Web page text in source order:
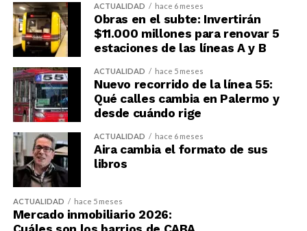
ACTUALIDAD hace 6 meses
Obras en el subte: Invertirán
$11.000 millones para renovar 5
estaciones de las líneas A y B
ACTUALIDAD hace 5 meses
Nuevo recorrido de la línea 55:
Qué calles cambia en Palermo y
desde cuándo rige
ACTUALIDAD hace 6 meses
Aira cambia el formato de sus
libros
ACTUALIDAD hace 5 meses
Mercado inmobiliario 2026: